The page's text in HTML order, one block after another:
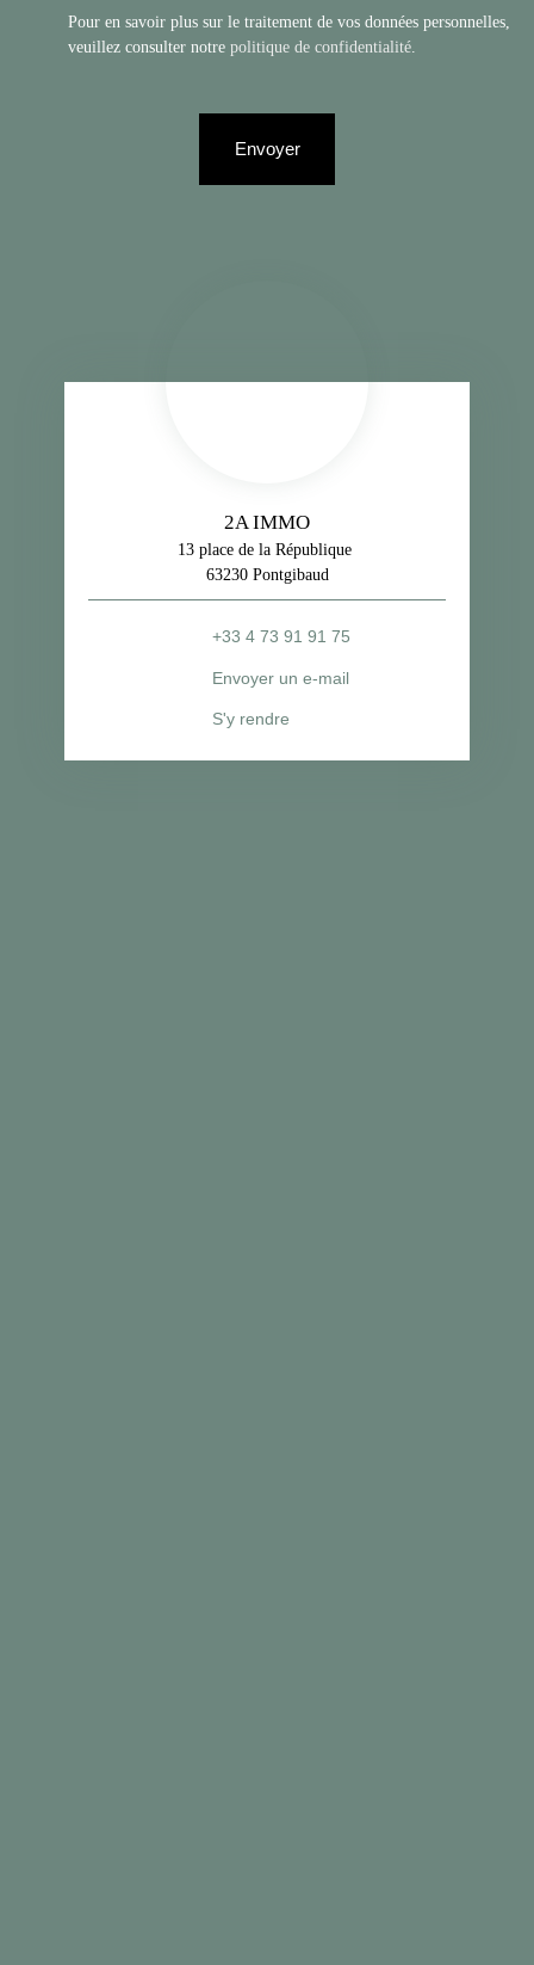
Pour en savoir plus sur le traitement de vos données personnelles,
veuillez consulter notre politique de confidentialité
Envoyer
2A IMMO
13 place de la République
63230 Pontgibaud
+33 4 73 91 91 75
Envoyer un e-mail
S'y rendre